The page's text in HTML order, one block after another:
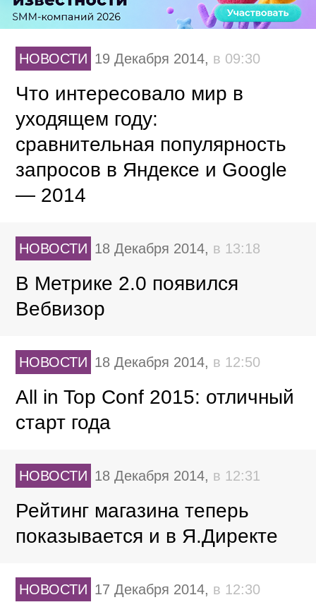
НОВОСТИ 19 Декабря 2014, в 09:30
Что интересовало мир в
уходящем году:
сравнительная популярность
запросов в Яндексе и Google
— 2014
НОВОСТИ 18 Декабря 2014, в 13:18
В Метрике 2.0 появился
Вебвизор
НОВОСТИ 18 Декабря 2014, в 12:50
All in Top Conf 2015: отличный
старт года
НОВОСТИ 18 Декабря 2014, в 12:31
Рейтинг магазина теперь
показывается и в Я.Директе
НОВОСТИ 17 Декабря 2014, в 12:30